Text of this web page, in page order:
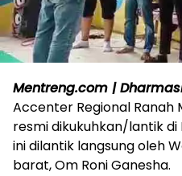
Mentreng.com |
Accenter Regional Ranah
resmi dikukuhkan/lantik
ini dilantik langsung oleh
barat, Om Roni Ganesha.